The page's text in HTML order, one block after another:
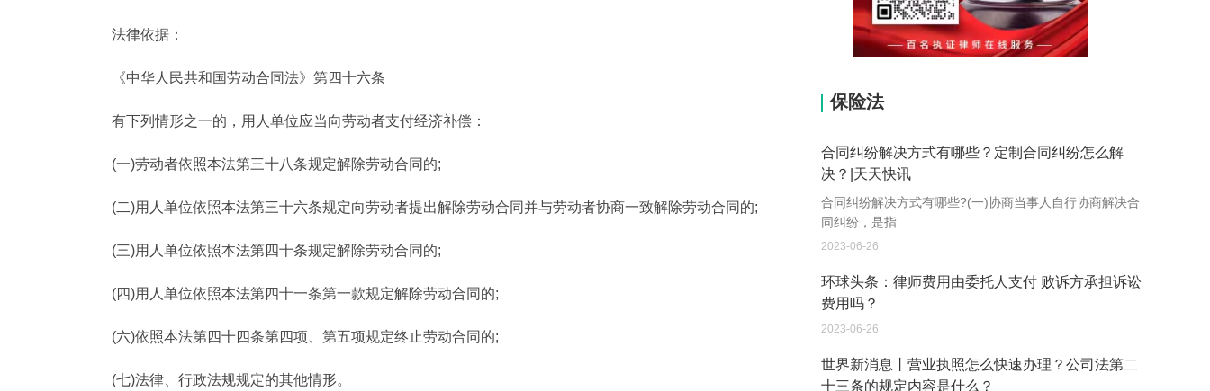
法律依据：
《中华人民共和国劳动合同法》第四十六条
有下列情形之一的，用人单位应当向劳动者支付经济补偿：
(一)劳动者依照本法第三十八条规定解除劳动合同的;
(二)用人单位依照本法第三十六条规定向劳动者提出解除劳动合同并与劳动者协商一致解除劳动合同的;
(三)用人单位依照本法第四十条规定解除劳动合同的;
(四)用人单位依照本法第四十一条第一款规定解除劳动合同的;
(六)依照本法第四十四条第四项、第五项规定终止劳动合同的;
(七)法律、行政法规规定的其他情形。
保险法
合同纠纷解决方式有哪些？定制合同纠纷怎么解
决？|天天快讯
合同纠纷解决方式有哪些?(一)协商当事人自行协商解决合
同纠纷，是指
2023-06-26
环球头条：律师费用由委托人支付 败诉方承担诉讼
费用吗？
2023-06-26
世界新消息丨营业执照怎么快速办理？公司法第二
十三条的规定内容是什么？